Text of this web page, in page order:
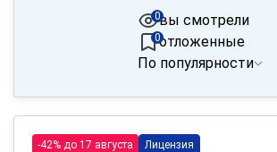
вы смотрели
0
отложенные
0
По популярности
-42% до 17 августа Лицензия